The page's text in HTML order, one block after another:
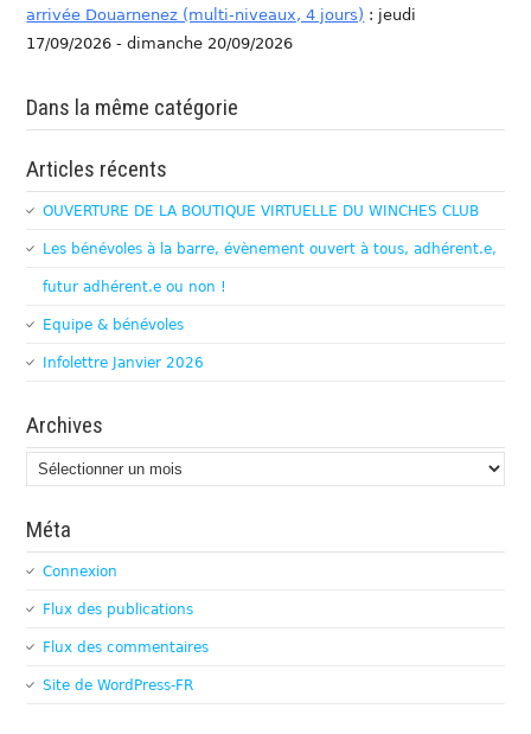
arrivée Douarnenez (multi-niveaux, 4 jours) : jeudi
17/09/2026 - dimanche 20/09/2026
Dans la même catégorie
Articles récents
OUVERTURE DE LA BOUTIQUE VIRTUELLE DU WINCHES CLUB
Les bénévoles à la barre, évènement ouvert à tous, adhérent.e,
futur adhérent.e ou non !
Equipe & bénévoles
Infolettre Janvier 2026
Archives
Archives
Méta
Connexion
Flux des publications
Flux des commentaires
Site de WordPress-FR